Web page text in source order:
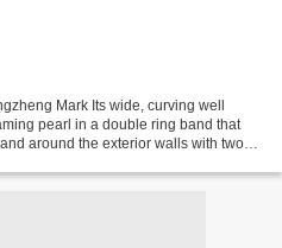
Mark Its wide, curving well
pearl in a double ring band that
around the exterior walls with two